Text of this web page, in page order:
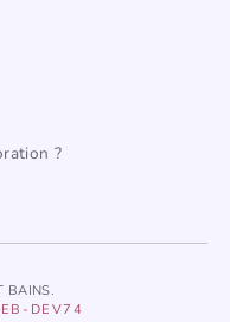
?
BAINS.
DEV74